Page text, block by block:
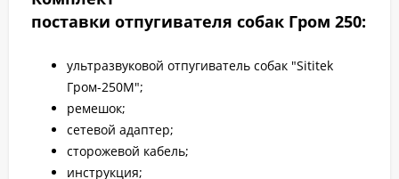
поставки отпугивателя собак Гром 250:
ультразвуковой отпугиватель собак "Sititek
Гром-250М";
ремешок;
сетевой адаптер;
сторожевой кабель;
инструкция;